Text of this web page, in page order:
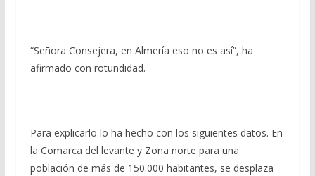
“Señora Consejera, en Almería eso no es así”, ha
afirmado con rotundidad.
Para explicarlo lo ha hecho con los siguientes datos. En
la Comarca del levante y Zona norte para una
población de más de 150.000 habitantes, se desplaza